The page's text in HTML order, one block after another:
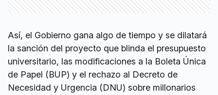
Así, el Gobierno gana algo de tiempo y se dilatará
la sanción del proyecto que blinda el presupuesto
universitario, las modificaciones a la Boleta Única
de Papel (BUP) y el rechazo al Decreto de
Necesidad y Urgencia (DNU) sobre millonarios